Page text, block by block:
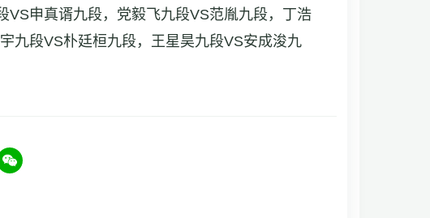
VS申真谞九段，党毅飞九段VS范胤九段，丁浩
九段VS朴廷桓九段，王星昊九段VS安成浚九